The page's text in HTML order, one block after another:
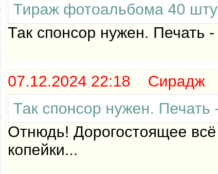
Тираж фотоальбома 40
Так спонсор нужен. Печать
07.12.2024 22:18 Сирадж
Так спонсор нужен.
Отнюдь! Дорогостоящее
копейки...